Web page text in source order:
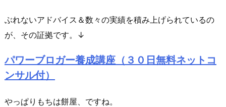
ぶれないアドバイス＆数々の実績を積み上げられているの
が、その証拠です。↓
パワーブロガー養成講座（３０日無料ネットコ
ンサル付）
やっぱりもちは餅屋、ですね。